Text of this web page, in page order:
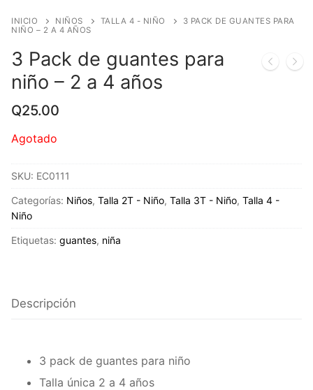
INICIO NIÑOS TALLA 4 - NIÑO
3 PACK DE GUANTES PARA
NIÑO – 2 A 4 AÑOS
3 Pack de guantes para
niño – 2 a 4 años
Q25.00
Agotado
SKU: EC0111
Categorías: Niños, Talla 2T - Niño, Talla 3T - Niño, Talla 4 -
Niño
Etiquetas: guantes, niña
Descripción
3 pack de guantes para niño
Talla única 2 a 4 años